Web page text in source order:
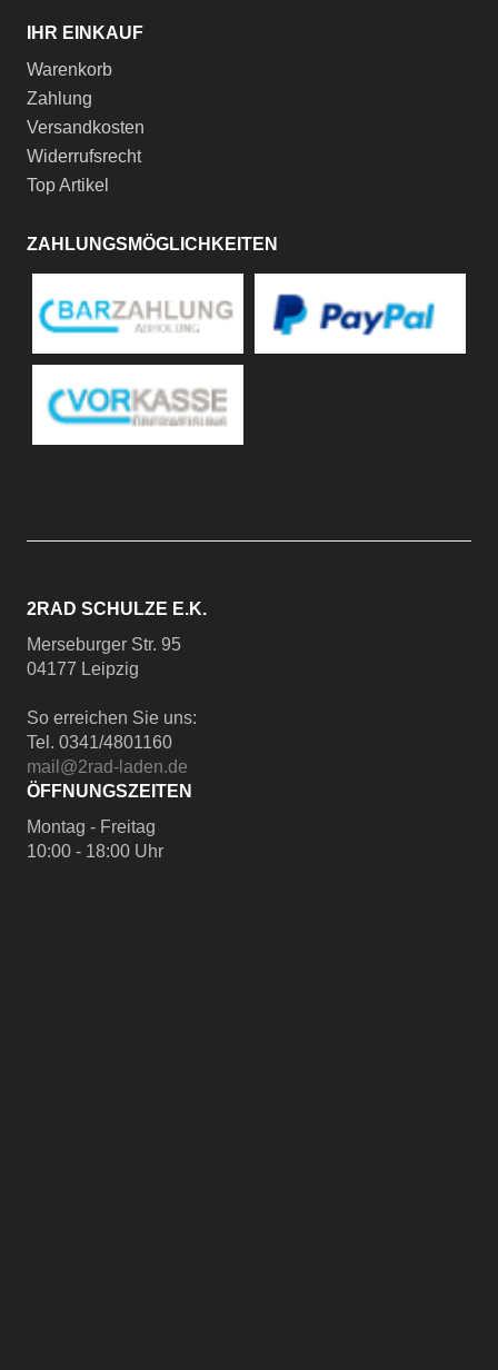
IHR EINKAUF
Warenkorb
Zahlung
Versandkosten
Widerrufsrecht
Top Artikel
ZAHLUNGSMÖGLICHKEITEN
2RAD SCHULZE E.K.
Merseburger Str. 95
04177 Leipzig
So erreichen Sie uns:
Tel. 0341/4801160
mail@2rad-laden.de
ÖFFNUNGSZEITEN
Montag - Freitag
10:00 - 18:00 Uhr